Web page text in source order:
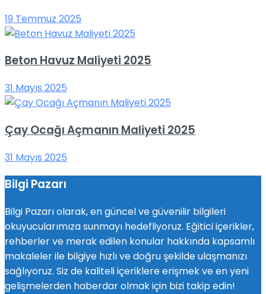
19 Temmuz 2025
Beton Havuz Maliyeti 2025
31 Mayıs 2025
Çay Ocağı Açmanın Maliyeti 2025
31 Mayıs 2025
Bilgi Pazarı
Bilgi Pazarı olarak, en güncel ve güvenilir bilgileri
okuyucularımıza sunmayı hedefliyoruz. Eğitici içerikler,
rehberler ve merak edilen konular hakkında kapsamlı
makaleler ile bilgiye hızlı ve doğru şekilde ulaşmanızı
sağlıyoruz. Siz de kaliteli içeriklere erişmek ve en yeni
gelişmelerden haberdar olmak için bizi takip edin!